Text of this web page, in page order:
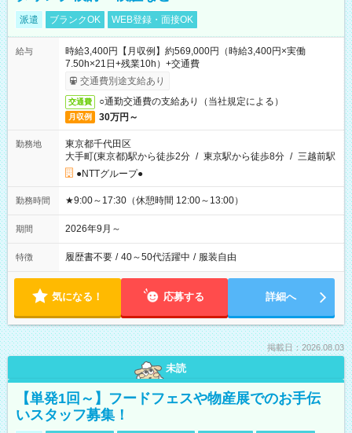
派遣 ブランクOK WEB登録・面接OK
給与
時給3,400円【月収例】約569,000円（時給3,400円×実働
7.50h×21日+残業10h）+交通費
交通費別途支給あり
交通費 ○通勤交通費の支給あり（当社規定による）
月収例 30万円～
勤務地
東京都千代田区
大手町(東京都)駅から徒歩2分 / 東京駅から徒歩8分 / 三越前駅
●NTTグループ●
勤務時間 ★9:00～17:30（休憩時間 12:00～13:00）
期間 2026年9月～
特徴 履歴書不要 / 40～50代活躍中 / 服装自由
気になる！ 応募する 詳細へ
掲載日：2026.08.03
未読
【単発1回～】フードフェスや物産展でのお手伝
いスタッフ募集！